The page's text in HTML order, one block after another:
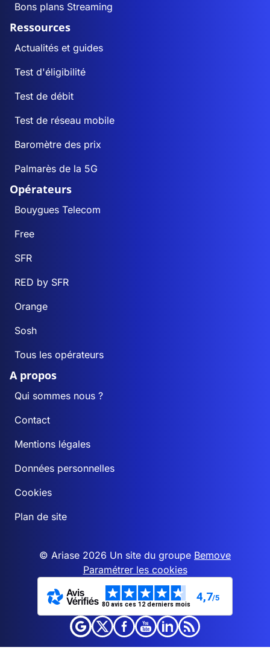
Bons plans Streaming
Ressources
Actualités et guides
Test d'éligibilité
Test de débit
Test de réseau mobile
Baromètre des prix
Palmarès de la 5G
Opérateurs
Bouygues Telecom
Free
SFR
RED by SFR
Orange
Sosh
Tous les opérateurs
A propos
Qui sommes nous ?
Contact
Mentions légales
Données personnelles
Cookies
Plan de site
© Ariase 2026 Un site du groupe Bemove
Paramétrer les cookies
80 avis ces 12 derniers mois
4,7/5